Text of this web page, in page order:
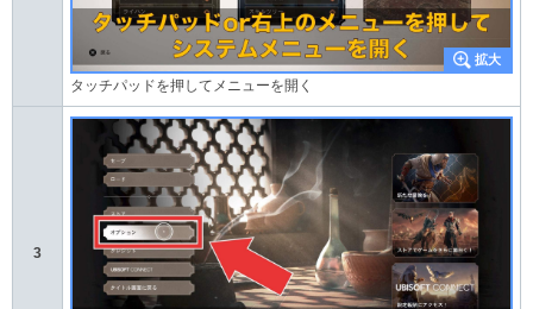
タッチパッドを押してメニューを開く
3